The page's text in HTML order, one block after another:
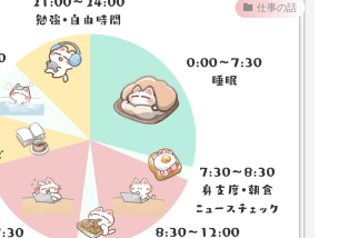
仕事の話